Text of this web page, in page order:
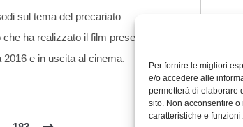
Per fornire le migliori
e/o accedere alle
permetterà di elaborare
sito. Non acconsentire
caratteristiche e funzioni.
sul tema del precariato
ha realizzato il film presentato
e in uscita al cinema.